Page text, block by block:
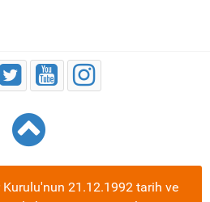
21.12.1992 tarih ve